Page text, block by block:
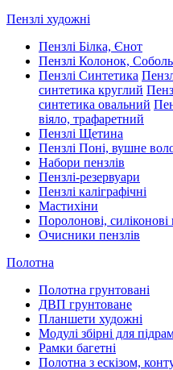
Пензлі художні
Пензлі Білка, Єнот
Пензлі Колонок, Соболь
Пензлі Синтетика
синтетика круглий
синтетика овальний
віяло, трафаретний
Пензлі Щетина
Пензлі Поні, вушне
Набори пензлів
Пензлі-резервуари
Пензлі каліграфічні
Мастихіни
Поролонові, силіконові
Очисники пензлів
Полотна
Полотна грунтовані
ДВП грунтоване
Планшети художні
Модулі збірні для
Рамки багетні
Полотна з ескізом,